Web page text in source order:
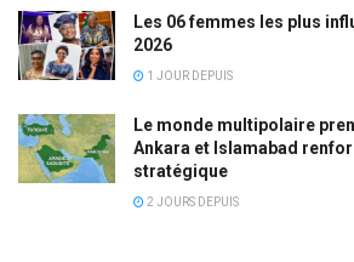
Les 06 femmes les plus
2026
1 JOUR DEPUIS
Le monde multipolaire
Ankara et Islamabad
stratégique
2 JOURS DEPUIS